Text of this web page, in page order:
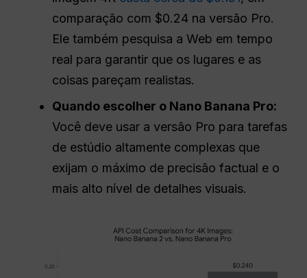
comparação com $0.24 na versão Pro.
Ele também pesquisa a Web em tempo
real para garantir que os lugares e as
coisas pareçam realistas.
Quando escolher o Nano Banana Pro:
Você deve usar a versão Pro para tarefas
de estúdio altamente complexas que
exijam o máximo de precisão factual e o
mais alto nível de detalhes visuais.